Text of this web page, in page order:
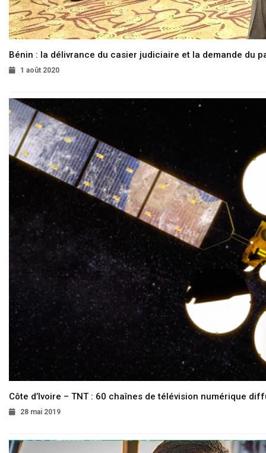
Bénin : la délivrance du casier judiciaire et la demande du
1 août 2020
Côte d’Ivoire – TNT : 60 chaînes de télévision numérique
28 mai 2019